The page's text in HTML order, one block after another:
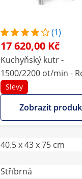
(1)
17 620,00 Kč
Kuchyňský kutr -
1500/2200 ot/min -
Catering - 18 l
Slevy
Zobrazit
40.5 x 43 x 75 cm
Stříbrná